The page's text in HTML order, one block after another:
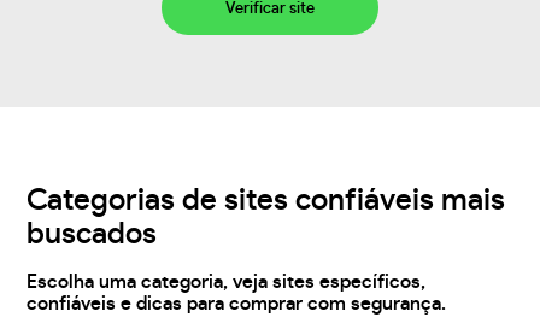
Verificar site
Categorias de sites confiáveis mais
buscados
Escolha uma categoria, veja sites específicos,
confiáveis e dicas para comprar com segurança.